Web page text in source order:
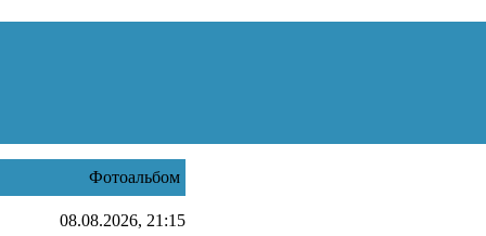
Фотоальбом
08.08.2026, 21:15